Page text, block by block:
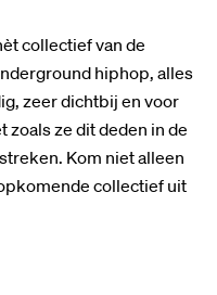
collectief van de
hiphop, alles
zeer dichtbij en voor
ze dit deden in de
Kom niet alleen
collectief uit